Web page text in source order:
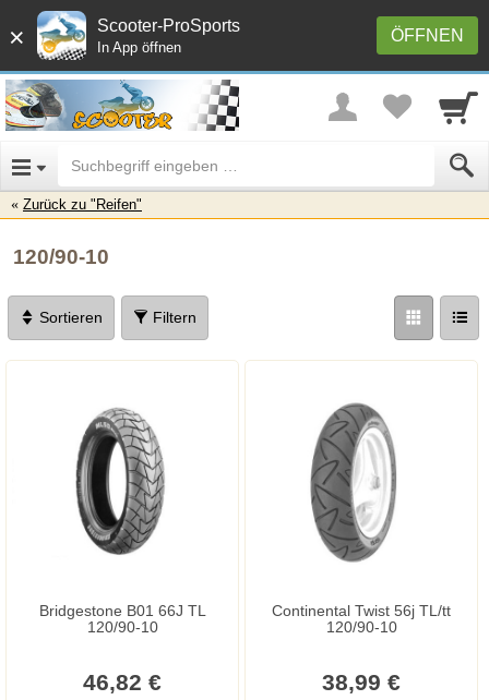
× ÖFFNEN
Scooter-ProSports
In App öffnen
Zurück zu "Reifen"
120/90-10
Sortieren Filtern
Bridgestone B01 66J TL
120/90-10
46,82 €
Continental Twist 56j TL/tt
120/90-10
38,99 €